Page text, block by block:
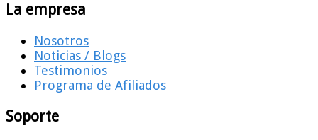
La empresa
Nosotros
Noticias / Blogs
Testimonios
Programa de Afiliados
Soporte